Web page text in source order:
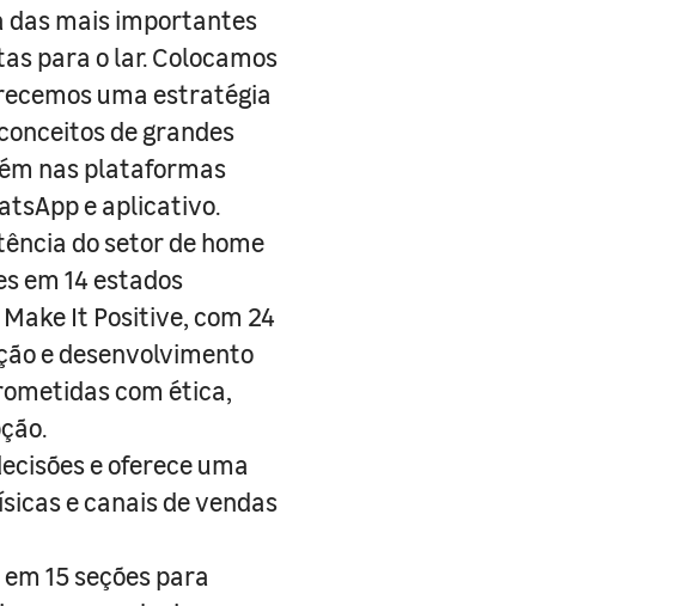
das mais importantes
para o lar. Colocamos
uma estratégia
de grandes
nas plataformas
e aplicativo.
do setor de home
em 14 estados
It Positive, com 24
e desenvolvimento
com ética,
e oferece uma
e canais de vendas
15 seções para